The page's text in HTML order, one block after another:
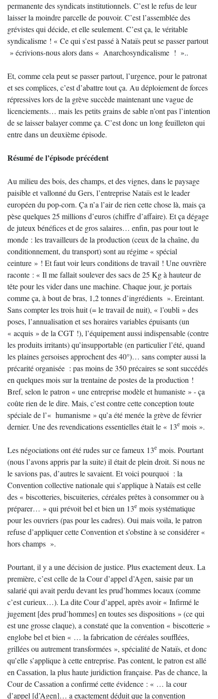
permanente des syndicats institutionnels. C’est le refus de leur
laisser la moindre parcelle de pouvoir. C’est l’assemblée des
grévistes qui décide, et elle seulement. C’est ça, le véritable
syndicalisme ! « Ce qui s’est passé à Nataïs peut se passer partout
» écrivions-nous alors dans « Anarchosyndicalisme ! »..
Et, comme cela peut se passer partout, l’urgence, pour le patronat
et ses complices, c’est d’abattre tout ça. Au déploiement de forces
répressives lors de la grève succède maintenant une vague de
licenciements… mais les petits grains de sable n’ont pas l’intention
de se laisser balayer comme ça. C’est donc un long feuilleton qui
entre dans un deuxième épisode.
Résumé de l’épisode précédent
Au milieu des bois, des champs, et des vignes, dans le paysage
paisible et vallonné du Gers, l’entreprise Nataïs est le leader
européen du pop-corn. Ça n’a l’air de rien cette chose là, mais ça
pèse quelques 25 millions d’euros (chiffre d’affaire). Et ça dégage
de juteux bénéfices et de gros salaires… enfin, pas pour tout le
monde : les travailleurs de la production (ceux de la chaîne, du
conditionnement, du transport) sont au régime « spécial
ceinture » ! Et faut voir leurs conditions de travail ! Une ouvrière
raconte : « Il me fallait soulever des sacs de 25 Kg à hauteur de
tête pour les vider dans une machine. Chaque jour, je portais
comme ça, à bout de bras, 1,2 tonnes d’ingrédients ». Ereintant.
Sans compter les trois huit (= le travail de nuit), « l’oubli » des
poses, l’annualisation et ses horaires variables épuisants (un
« acquis » de la CGT !), l’équipement aussi indispensable (contre
les produits irritants) qu’insupportable (en particulier l’été, quand
les plaines gersoises approchent des 40°)… sans compter aussi la
précarité organisée : pas moins de 350 précaires se sont succédés
en quelques mois sur la trentaine de postes de la production !
Bref, selon le patron « une entreprise modèle et humaniste » - ça
coûte rien de le dire. Mais, c’est contre cette conception toute
spéciale de l’« humanisme » qu’a été menée la grève de février
dernier. Une des revendications essentielles était le « 13e mois ».
Les négociations ont été rudes sur ce fameux 13e mois. Pourtant
(nous l’avons appris par la suite) il était de plein droit. Si nous ne
le savions pas, d’autres le savaient. Et voici pourquoi : la
Convention collective nationale qui s’applique à Nataïs est celle
des « biscotteries, biscuiteries, céréales prêtes à consommer ou à
préparer… » qui prévoit bel et bien un 13e mois systématique
pour les ouvriers (pas pour les cadres). Oui mais voila, le patron
refuse d’appliquer cette Convention et s’obstine à se considérer «
hors champs ».
Pourtant, il y a une décision de justice. Plus exactement deux. La
première, c’est celle de la Cour d’appel d’Agen, saisie par un
salarié qui avait perdu devant les prud’hommes locaux (comme
c’est curieux…). La dite Cour d’appel, après avoir « Infirmé le
jugement [des prud’hommes] en toutes ses dispositions » (ce qui
est une grosse claque), a constaté que la convention « biscotterie »
englobe bel et bien « … la fabrication de céréales soufflées,
grillées ou autrement transformées », spécialité de Nataïs, et donc
qu’elle s’applique à cette entreprise. Pas content, le patron est allé
en Cassation, la plus haute juridiction française. Pas de chance, la
Cour de Cassation a confirmé cette évidence : « … la cour
d’appel [d’Agen]… a exactement déduit que la convention